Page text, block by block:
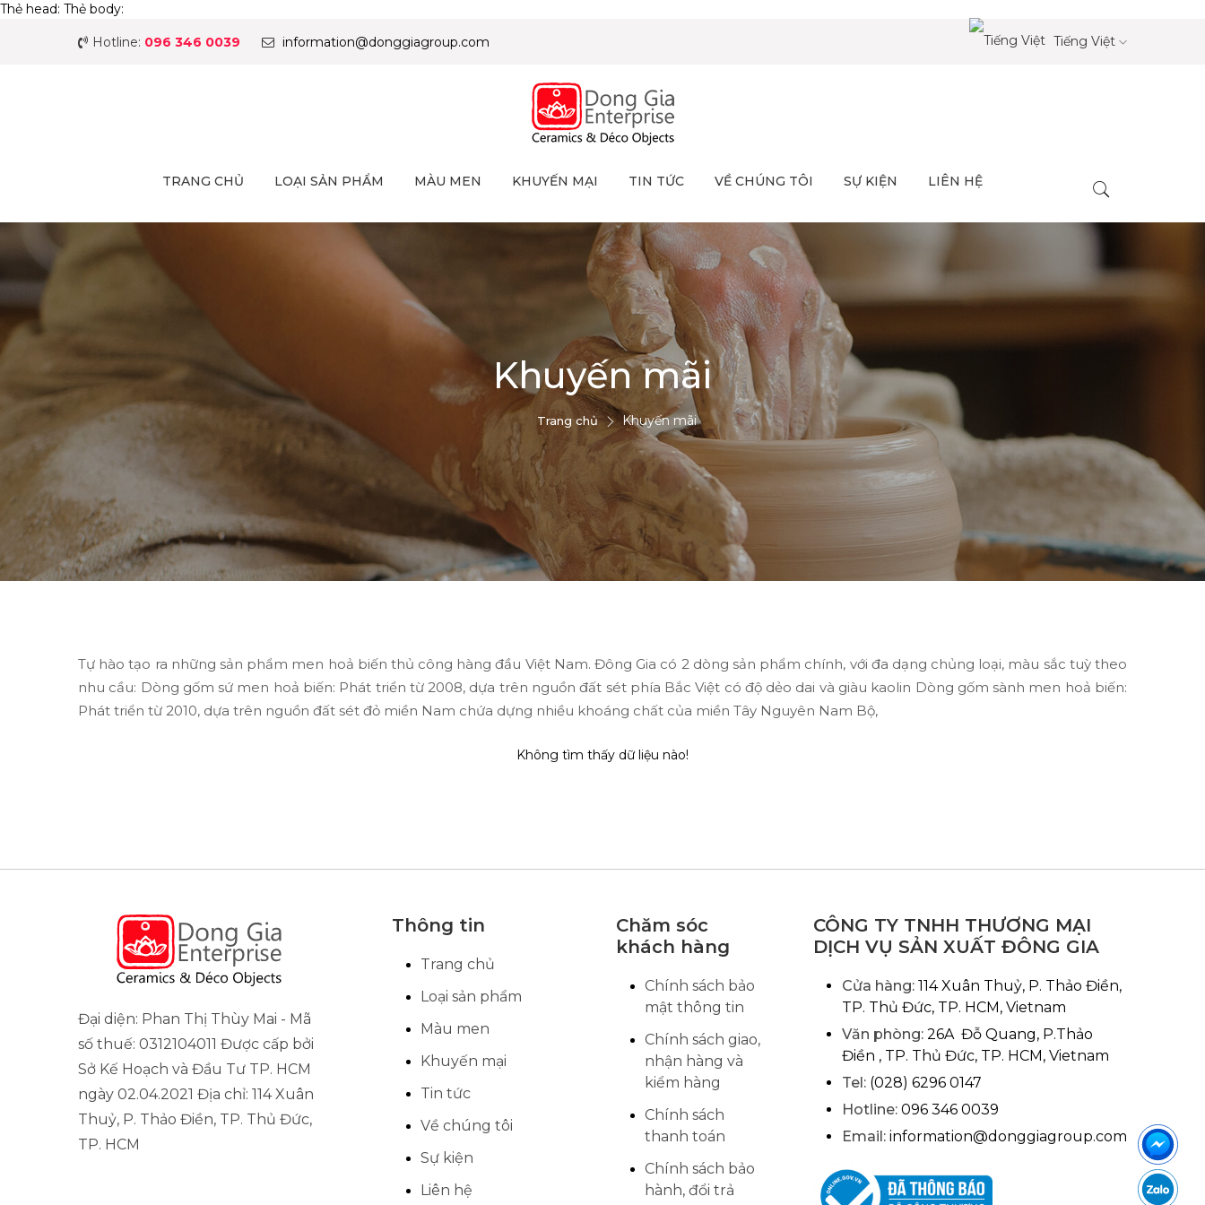
Thẻ head: Thẻ body:
Hotline: 096 346 0039 information@donggiagroup.com Tiếng Việt
TRANG CHỦ LOẠI SẢN PHẨM MÀU MEN KHUYẾN MẠI TIN TỨC VỀ CHÚNG TÔI SỰ KIỆN LIÊN HỆ
Khuyến mãi
Trang chủ Khuyến mãi
Tự hào tạo ra những sản phẩm men hoả biến thủ công hàng đầu Việt Nam. Đông Gia có 2 dòng sản phẩm chính, với đa dạng chủng loại, màu sắc tuỳ theo
nhu cầu: Dòng gốm sứ men hoả biến: Phát triển từ 2008, dựa trên nguồn đất sét phía Bắc Việt có độ dẻo dai và giàu kaolin Dòng gốm sành men hoả biến:
Phát triển từ 2010, dựa trên nguồn đất sét đỏ miền Nam chứa dựng nhiều khoáng chất của miền Tây Nguyên Nam Bộ,
Không tìm thấy dữ liệu nào!
Đại diện: Phan Thị Thùy Mai - Mã
số thuế: 0312104011 Được cấp bởi
Sở Kế Hoạch và Đầu Tư TP. HCM
ngày 02.04.2021 Địa chỉ: 114 Xuân
Thuỷ, P. Thảo Điền, TP. Thủ Đức,
TP. HCM
Thông tin
Trang chủ
Loại sản phẩm
Màu men
Khuyến mại
Tin tức
Về chúng tôi
Sự kiện
Liên hệ
Chăm sóc
khách hàng
Chính sách bảo
mật thông tin
Chính sách giao,
nhận hàng và
kiểm hàng
Chính sách
thanh toán
Chính sách bảo
hành, đổi trả
CÔNG TY TNHH THƯƠNG MẠI
DỊCH VỤ SẢN XUẤT ĐÔNG GIA
Cửa hàng: 114 Xuân Thuỷ, P. Thảo Điền,
TP. Thủ Đức, TP. HCM, Vietnam
Văn phòng: 26A Đỗ Quang, P.Thảo
Điền , TP. Thủ Đức, TP. HCM, Vietnam
Tel: (028) 6296 0147
Hotline: 096 346 0039
Email: information@donggiagroup.com